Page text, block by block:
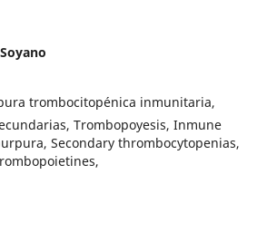
trombocitopénica inmunitaria,
Trombopoyesis, Inmune
Secondary thrombocytopenias,